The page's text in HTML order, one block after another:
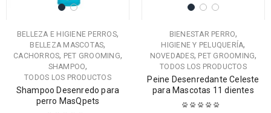
BELLEZA E HIGIENE PERROS,
BELLEZA MASCOTAS,
CACHORROS, PET GROOMING,
SHAMPOO,
TODOS LOS PRODUCTOS
Shampoo Desenredo para
perro MasQpets
BIENESTAR PERRO,
HIGIENE Y PELUQUERÍA,
NOVEDADES, PET GROOMING,
TODOS LOS PRODUCTOS
Peine Desenredante Celeste
para Mascotas 11 dientes